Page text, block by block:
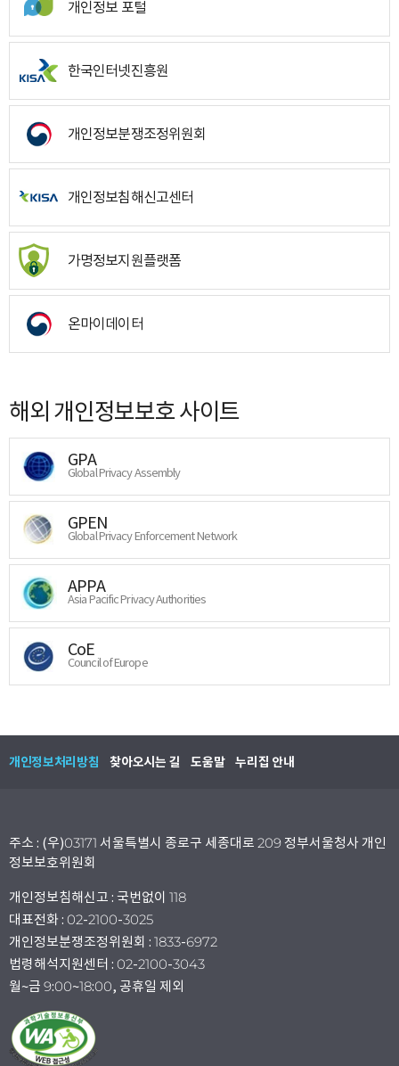
개인정보 포털
한국인터넷진흥원
개인정보분쟁조정위원회
개인정보침해신고센터
가명정보지원플랫폼
온마이데이터
해외 개인정보보호 사이트
GPA
Global Privacy Assembly
GPEN
Global Privacy Enforcement Network
APPA
Asia Pacific Privacy Authorities
CoE
Council of Europe
개인정보처리방침 찾아오시는 길 도움말 누리집 안내
주소 : (우)03171 서울특별시 종로구 세종대로 209 정부서울청사 개인
정보보호위원회
개인정보침해신고 : 국번없이 118
대표전화 : 02-2100-3025
개인정보분쟁조정위원회 : 1833-6972
법령해석지원센터 : 02-2100-3043
월~금 9:00~18:00, 공휴일 제외